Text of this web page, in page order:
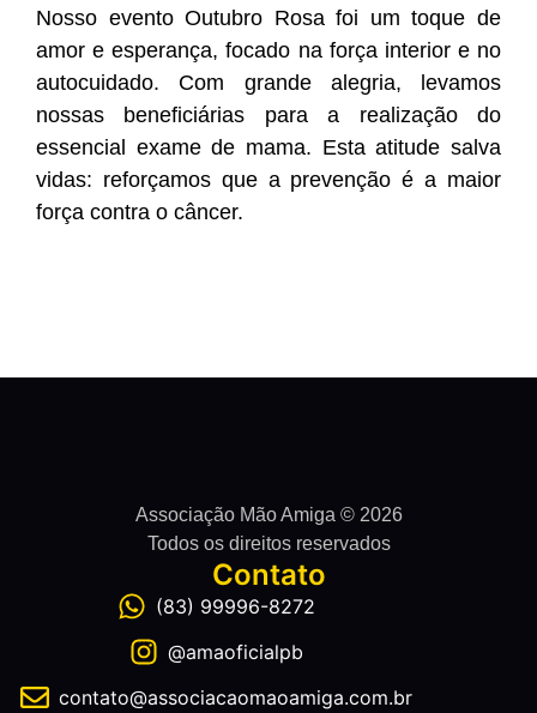
Nosso evento Outubro Rosa foi um toque de
amor e esperança, focado na força interior e no
autocuidado. Com grande alegria, levamos
nossas beneficiárias para a realização do
essencial exame de mama. Esta atitude salva
vidas: reforçamos que a prevenção é a maior
força contra o câncer.
Associação Mão Amiga © 2026
Todos os direitos reservados
Contato
(83) 99996-8272
@amaoficialpb
contato@associacaomaoamiga.com.br